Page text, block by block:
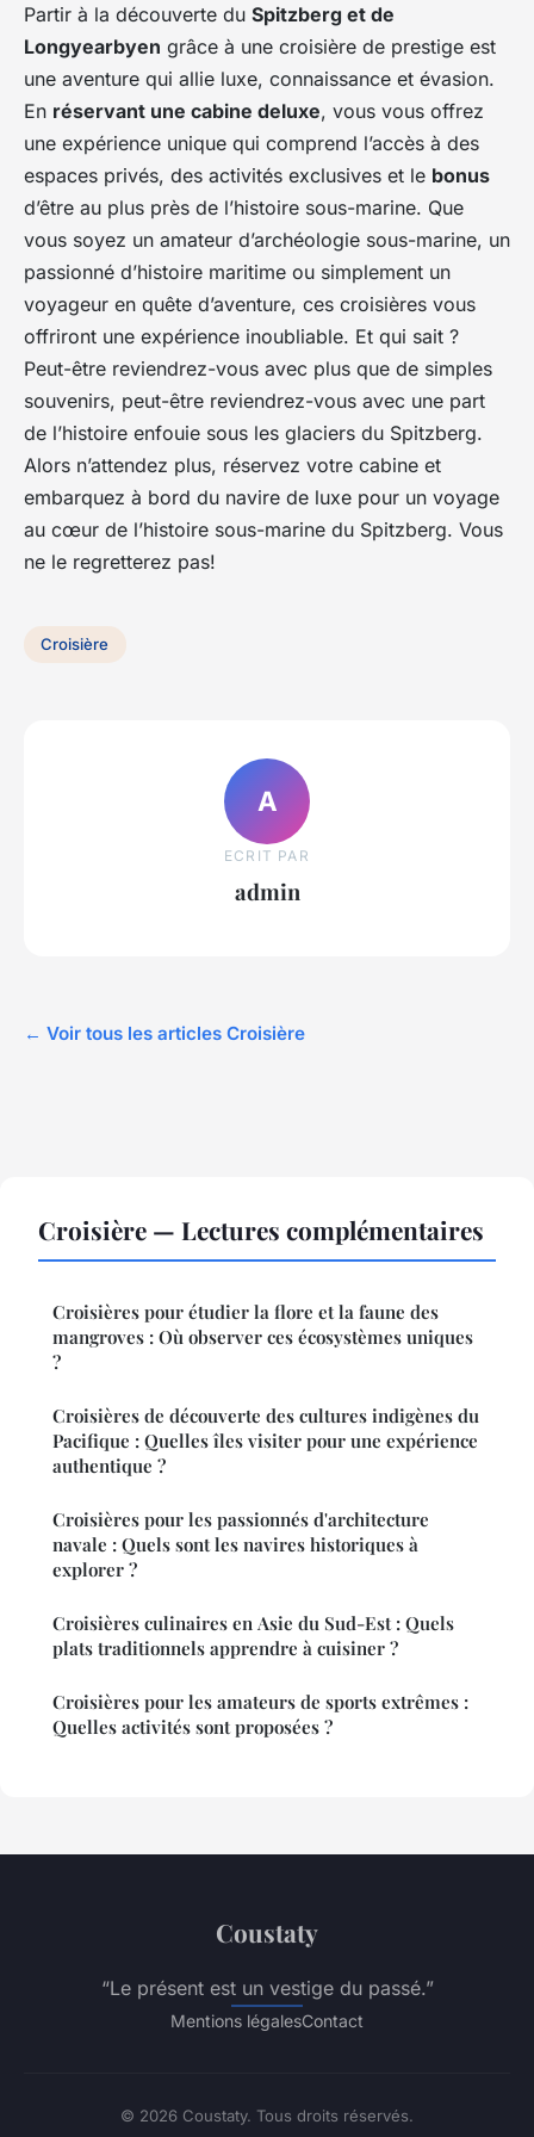
Partir à la découverte du Spitzberg et de
Longyearbyen grâce à une croisière de prestige est
une aventure qui allie luxe, connaissance et évasion.
En réservant une cabine deluxe, vous vous offrez
une expérience unique qui comprend l’accès à des
espaces privés, des activités exclusives et le bonus
d’être au plus près de l’histoire sous-marine. Que
vous soyez un amateur d’archéologie sous-marine, un
passionné d’histoire maritime ou simplement un
voyageur en quête d’aventure, ces croisières vous
offriront une expérience inoubliable. Et qui sait ?
Peut-être reviendrez-vous avec plus que de simples
souvenirs, peut-être reviendrez-vous avec une part
de l’histoire enfouie sous les glaciers du Spitzberg.
Alors n’attendez plus, réservez votre cabine et
embarquez à bord du navire de luxe pour un voyage
au cœur de l’histoire sous-marine du Spitzberg. Vous
ne le regretterez pas!
Croisière
A
ECRIT PAR
admin
← Voir tous les articles Croisière
Croisière — Lectures complémentaires
Croisières pour étudier la flore et la faune des
mangroves : Où observer ces écosystèmes uniques
?
Croisières de découverte des cultures indigènes du
Pacifique : Quelles îles visiter pour une expérience
authentique ?
Croisières pour les passionnés d'architecture
navale : Quels sont les navires historiques à
explorer ?
Croisières culinaires en Asie du Sud-Est : Quels
plats traditionnels apprendre à cuisiner ?
Croisières pour les amateurs de sports extrêmes :
Quelles activités sont proposées ?
Coustaty
“Le présent est un vestige du passé.”
Mentions légalesContact
© 2026 Coustaty. Tous droits réservés.